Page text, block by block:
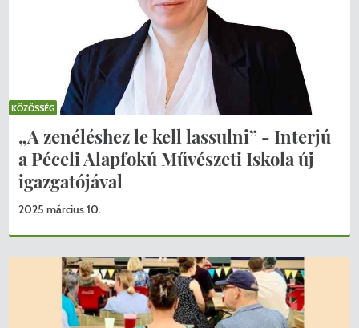
„A zenéléshez le kell lassulni” - Interjú
a Péceli Alapfokú Művészeti Iskola új
igazgatójával
2025 március 10.
KÖZÖSSÉG